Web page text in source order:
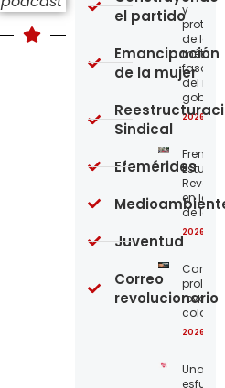
y
de los
del
2026-
Frente
en la
de los
2026-
Carta
2026-
el partido
Emancipación
de la mujer
Sindical
Efemérides
Juventud
Correo
revolucionario